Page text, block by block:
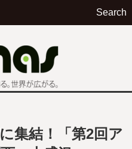
Search
集結！「第2回ア